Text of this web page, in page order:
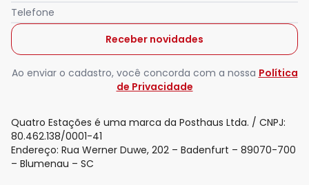
Telefone
Receber novidades
Ao enviar o cadastro, você concorda com a nossa Política
de Privacidade
Quatro Estações é uma marca da Posthaus Ltda. / CNPJ:
80.462.138/0001-41
Endereço: Rua Werner Duwe, 202 – Badenfurt – 89070-700
– Blumenau – SC
Nós utilizamos cookies e tecnologias similares para melhorar sua
experiência de compra, incluindo conteúdo relevante e
publicidade personalizada. Ao continuar navegando, entendemos
que você está ciente e concorda com a nossa Política de
para saber mais.
Aceitar todos os cookies